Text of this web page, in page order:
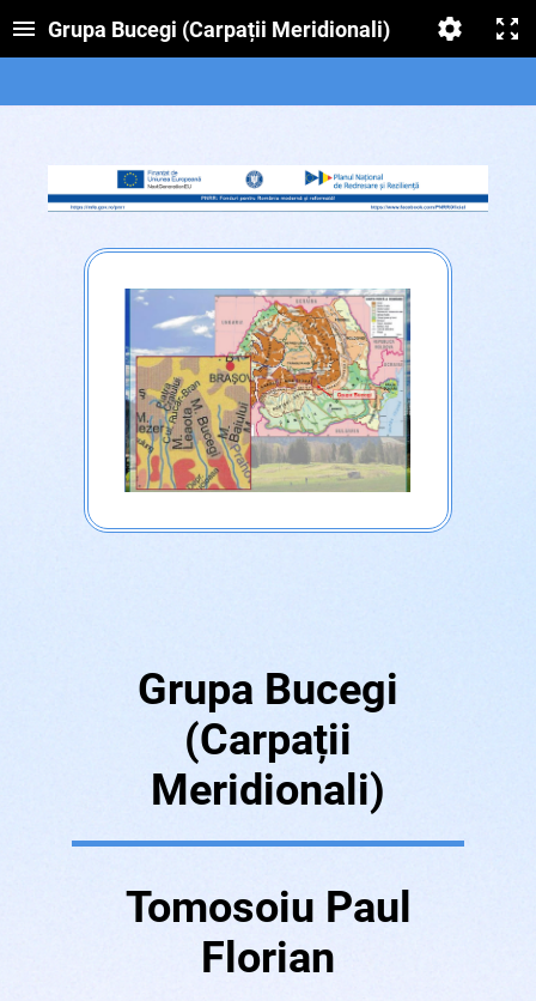
Grupa Bucegi (Carpații Meridionali)
Grupa Bucegi
(Carpații
Meridionali)
Tomosoiu Paul
Florian